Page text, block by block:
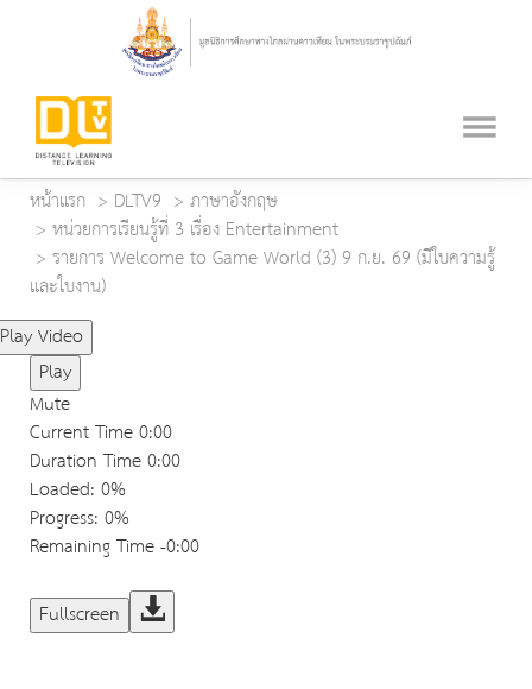
หน้าแรก DLTV9
ภาษาอังกฤษ
หน่วยการเรียนรู้ที่ 3 เรื่อง Entertainment
รายการ Welcome to Game World (3) 9 ก.ย. 69 (มีใบความรู้
และใบงาน)
Play Video
Play
Mute
Current Time0:00
Duration Time0:00
Loaded: 0%
Progress: 0%
Remaining Time-0:00
Fullscreen